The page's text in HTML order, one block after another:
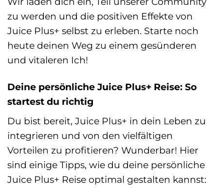
zu werden und die positiven Effekte von
Juice Plus+ selbst zu erleben. Starte noch
heute deinen Weg zu einem gesünderen
und vitaleren Ich!
Deine persönliche Juice Plus+ Reise: So
startest du richtig
Du bist bereit, Juice Plus+ in dein Leben zu
integrieren und von den vielfältigen
Vorteilen zu profitieren? Wunderbar! Hier
sind einige Tipps, wie du deine persönliche
Juice Plus+ Reise optimal gestalten kannst: